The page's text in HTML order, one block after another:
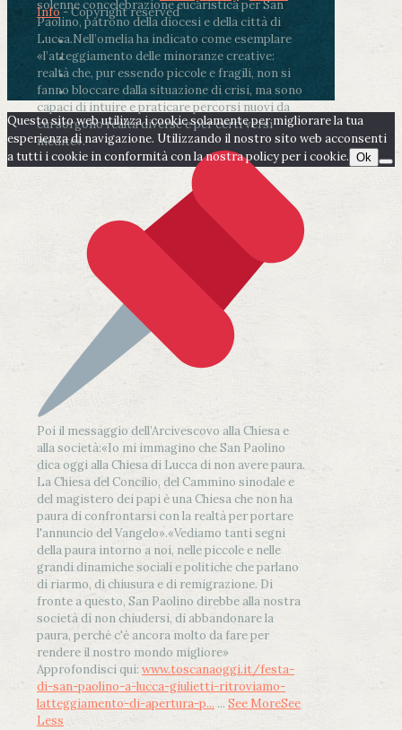
solenne concelebrazione eucaristica per San
Paolino, patrono della diocesi e della città di
Lucca.Nell’omelia ha indicato come esemplare
«l’atteggiamento delle minoranze creative:
realtà che, pur essendo piccole e fragili, non si
fanno bloccare dalla situazione di crisi, ma sono
capaci di intuire e praticare percorsi nuovi da
cui sorgono realtà diverse e per certi versi
inedite».
Poi il messaggio dell’Arcivescovo alla Chiesa e
alla società:«Io mi immagino che San Paolino
dica oggi alla Chiesa di Lucca di non avere paura.
La Chiesa del Concilio, del Cammino sinodale e
del magistero dei papi è una Chiesa che non ha
paura di confrontarsi con la realtà per portare
l'annuncio del Vangelo».«Vediamo tanti segni
della paura intorno a noi, nelle piccole e nelle
grandi dinamiche sociali e politiche che parlano
di riarmo, di chiusura e di remigrazione. Di
fronte a questo, San Paolino direbbe alla nostra
società di non chiudersi, di abbandonare la
paura, perché c'è ancora molto da fare per
rendere il nostro mondo migliore»
Approfondisci qui: www.toscanaoggi.it/festa-
di-san-paolino-a-lucca-giulietti-ritroviamo-
latteggiamento-di-apertura-p... ... See MoreSee
Less
Info- Copyright reserved
Questo sito web utilizza i cookie solamente per migliorare la tua
esperienza di navigazione. Utilizzando il nostro sito web acconsenti
a tutti i cookie in conformità con la nostra policy per i cookie. Ok